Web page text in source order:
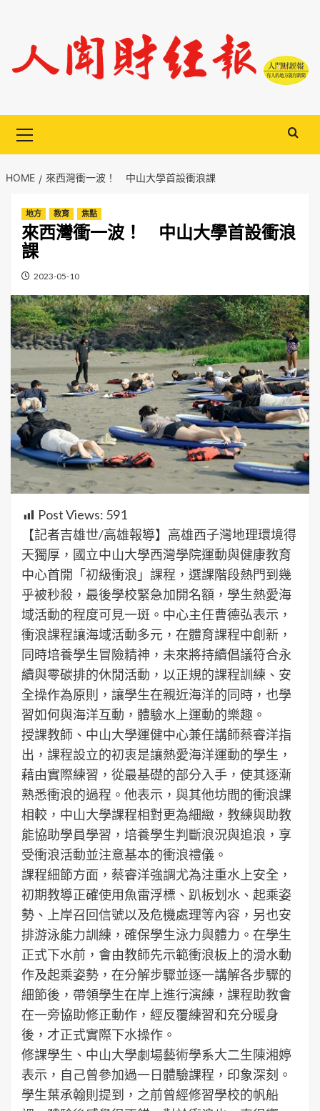
content
Menu
HOME 來西灣衝一波！ 中山大學首設衝浪課
地方 教育 焦點
來西灣衝一波！ 中山大學首設衝浪
課
2023-05-10
Post Views: 591
【記者吉雄世/高雄報導】高雄西子灣地理環境得
天獨厚，國立中山大學西灣學院運動與健康教育
中心首開「初級衝浪」課程，選課階段熱門到幾
乎被秒殺，最後學校緊急加開名額，學生熱愛海
域活動的程度可見一斑。中心主任曹德弘表示，
衝浪課程讓海域活動多元，在體育課程中創新，
同時培養學生冒險精神，未來將持續倡議符合永
續與零碳排的休閒活動，以正規的課程訓練、安
全操作為原則，讓學生在親近海洋的同時，也學
習如何與海洋互動，體驗水上運動的樂趣。
授課教師、中山大學運健中心兼任講師蔡睿洋指
出，課程設立的初衷是讓熱愛海洋運動的學生，
藉由實際練習，從最基礎的部分入手，使其逐漸
熟悉衝浪的過程。他表示，與其他坊間的衝浪課
相較，中山大學課程相對更為細緻，教練與助教
能協助學員學習，培養學生判斷浪況與追浪，享
受衝浪活動並注意基本的衝浪禮儀。
課程細節方面，蔡睿洋強調尤為注重水上安全，
初期教導正確使用魚雷浮標、趴板划水、起乘姿
勢、上岸召回信號以及危機處理等內容，另也安
排游泳能力訓練，確保學生泳力與體力。在學生
正式下水前，會由教師先示範衝浪板上的滑水動
作及起乘姿勢，在分解步驟並逐一講解各步驟的
細節後，帶領學生在岸上進行演練，課程助教會
在一旁協助修正動作，經反覆練習和充分暖身
後，才正式實際下水操作。
修課學生、中山大學劇場藝術學系大二生陳湘婷
表示，自己曾參加過一日體驗課程，印象深刻。
學生葉承翰則提到，之前曾經修習學校的帆船